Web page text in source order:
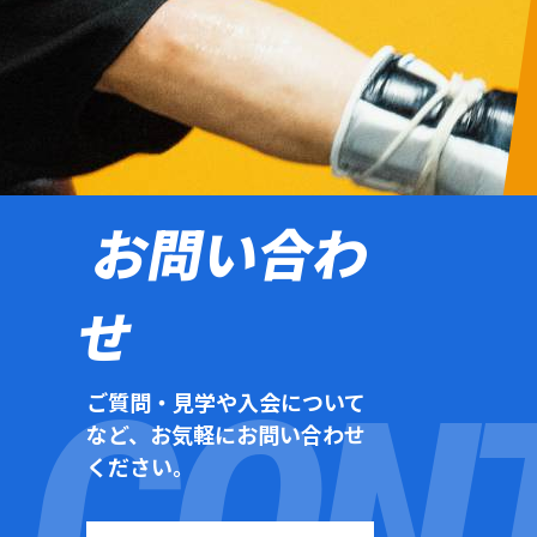
お問い合わ
せ
ご質問・見学や入会について
など、お気軽にお問い合わせ
ください。